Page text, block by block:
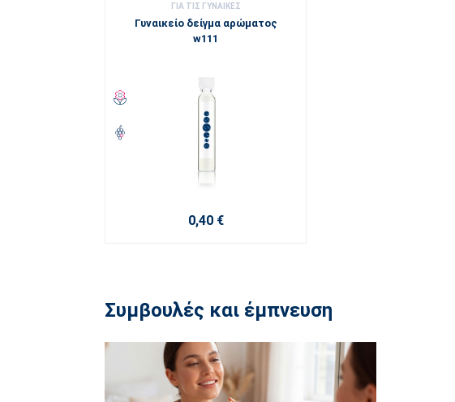
ΓΙΑ ΤΙΣ ΓΥΝΑΊΚΕΣ
Γυναικείο δείγμα αρώματος
w111
0,40 €
Συμβουλές και έμπνευση